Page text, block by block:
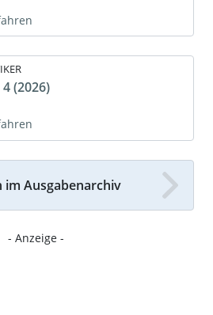
(2026)
im Ausgabenarchiv
- Anzeige -